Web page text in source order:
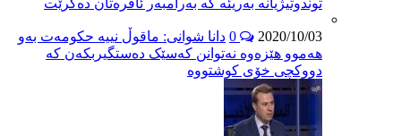
توندوتیژیانە بەریئە کە بەرامبەر ئافرەتان دەکرێت
2020/10/03
دانا شوانی: ماقوڵ نییە حکومەت بەو
هه‌موو هێزەوە نەتوانن کەسێک دەستگیربکەن کە
دووکچی خۆی کوشتووە